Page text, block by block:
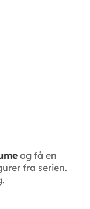
og få en
fra serien.